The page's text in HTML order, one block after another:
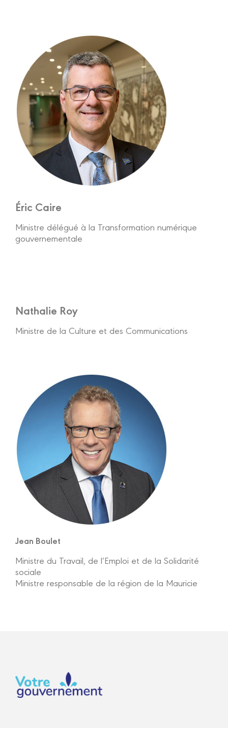
Éric Caire
Ministre délégué à la Transformation numérique
gouvernementale
Nathalie Roy
Ministre de la Culture et des Communications
Jean Boulet
Ministre du Travail, de l’Emploi et de la Solidarité
sociale
Ministre responsable de la région de la Mauricie